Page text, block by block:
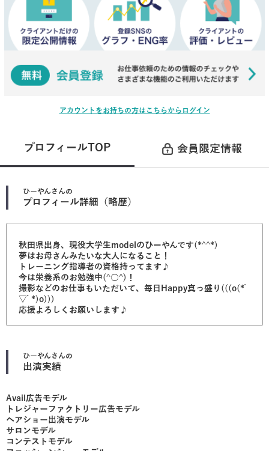
アカウントをお持ちの方はこちらからログイン
プロフィールTOP 会員限定情報
ひーやん さんの
プロフィール詳細（略歴）
秋田県出身、現役大学生modelのひーやんです(*^^*)
夢はお母さんみたいな大人になること！
トレーニング指導者の資格持ってます♪
今は栄養系のお勉強中(^○^)！
撮影などのお仕事もいただいて、毎日Happy真っ盛り(((o(*ﾟ
▽ﾟ*)o)))
応援よろしくお願いします♪
ひーやん さんの
出演実績
Avail広告モデル
トレジャーファクトリー広告モデル
ヘアショー出演モデル
サロンモデル
コンテストモデル